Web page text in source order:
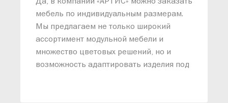
мебель по индивидуальным размерам.
Мы предлагаем не только широкий
ассортимент модульной мебели и
множество цветовых решений, но и
возможность адаптировать изделия под